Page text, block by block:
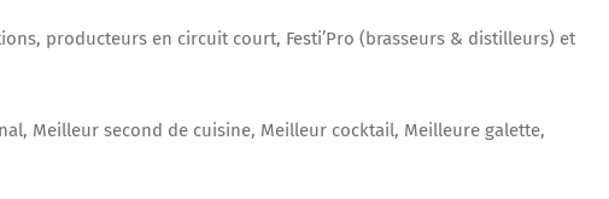
producteurs en circuit court, Festi’Pro (brasseurs & distilleurs) et
Meilleur second de cuisine, Meilleur cocktail, Meilleure galette,